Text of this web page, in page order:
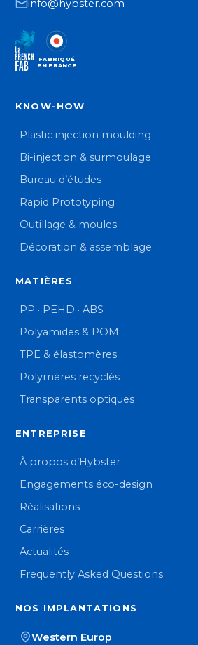
info@hybster.com
FABRIQUÉ
EN FRANCE
KNOW-HOW
Plastic injection moulding
Bi-injection & surmoulage
Bureau d’études
Rapid Prototyping
Outillage & moules
Décoration & assemblage
MATIÈRES
PP · PEHD · ABS
Polyamides & POM
TPE & élastomères
Polymères recyclés
Transparents optiques
ENTREPRISE
À propos d’Hybster
Engagements éco-design
Réalisations
Carrières
Actualités
Frequently Asked Questions
NOS IMPLANTATIONS
Western Europ